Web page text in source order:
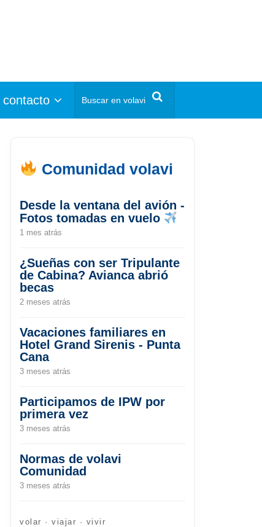
contacto
Comunidad volavi
Desde la ventana del avión -
Fotos tomadas en vuelo
1 mes atrás
¿Sueñas con ser Tripulante
de Cabina? Avianca abrió
becas
2 meses atrás
Vacaciones familiares en
Hotel Grand Sirenis - Punta
Cana
3 meses atrás
Participamos de IPW por
primera vez
3 meses atrás
Normas de volavi
Comunidad
3 meses atrás
volar · viajar · vivir